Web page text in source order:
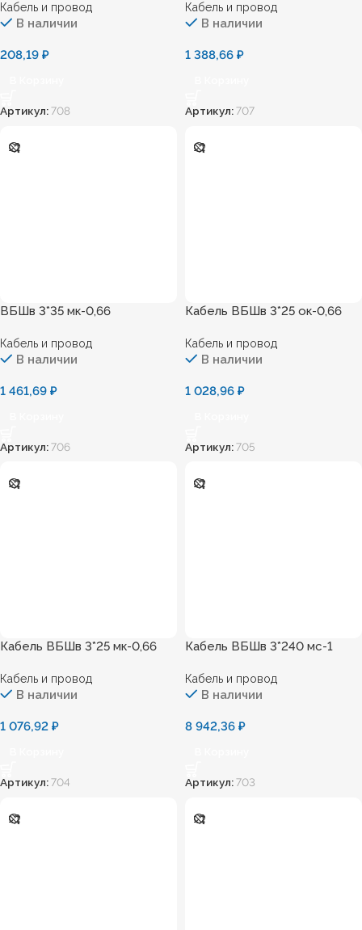
Кабель и провод
В наличии
208,19 ₽
Артикул:708
Кабель и провод
В наличии
1 388,66 ₽
Артикул:707
ВБШв 3*35 мк-0,66
Кабель и провод
В наличии
1 461,69 ₽
Артикул:706
Кабель ВБШв 3*25 ок-0,66
Кабель и провод
В наличии
1 028,96 ₽
Артикул:705
Кабель ВБШв 3*25 мк-0,66
Кабель и провод
В наличии
1 076,92 ₽
Артикул:704
Кабель ВБШв 3*240 мс-1
Кабель и провод
В наличии
8 942,36 ₽
Артикул:703